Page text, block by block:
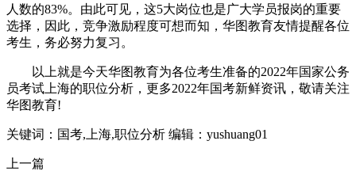
人数的83%。由此可见，这5大岗位也是广大学员报岗的重要
选择，因此，竞争激励程度可想而知，华图教育友情提醒各位
考生，务必努力复习。
以上就是今天华图教育为各位考生准备的2022年国家公务
员考试上海的职位分析，更多2022年国考新鲜资讯，敬请关注
华图教育!
关键词：国考,上海,职位分析 编辑：yushuang01
上一篇